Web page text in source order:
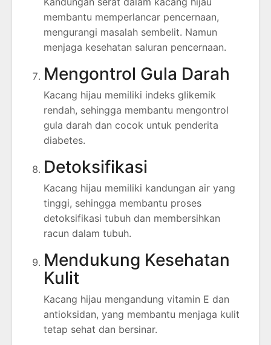
membantu memperlancar pencernaan,
mengurangi masalah sembelit. Namun
menjaga kesehatan saluran pencernaan.
Mengontrol Gula Darah
Kacang hijau memiliki indeks glikemik
rendah, sehingga membantu mengontrol
gula darah dan cocok untuk penderita
diabetes.
Detoksifikasi
Kacang hijau memiliki kandungan air yang
tinggi, sehingga membantu proses
detoksifikasi tubuh dan membersihkan
racun dalam tubuh.
Mendukung Kesehatan
Kulit
Kacang hijau mengandung vitamin E dan
antioksidan, yang membantu menjaga kulit
tetap sehat dan bersinar.